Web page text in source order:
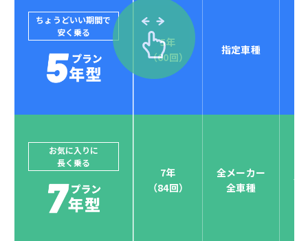
POINT
4
セブンマックスなら
クレジットカード払い可能
ジョイカルジャパンでは、カーリース決済を国際5大カ
他にはないサービスがクレジットカード決済、賢くポ
イント運用も！
ちょうどいい期間で
安く乗る
5年
（60回）
指定車種
お気に入りに
長く乗る
7年
（84回）
全メーカー
全車種
全